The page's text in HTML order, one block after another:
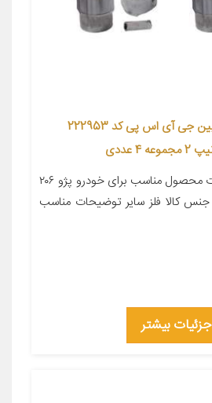
بوش پیستون و گژن پین جی آی اس پی کد 222953
معرفی محصول جزئیات محصول مناسب برای خودرو پژو ۲۰۶
تعداد در بسته‌بندی ۴ جنس کالا فلز سایر توضیحات مناسب
جزئیات بیشتر